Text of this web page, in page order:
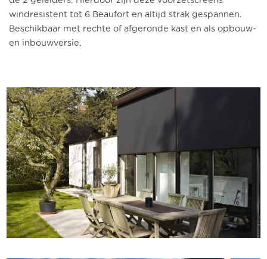
windresistent tot 6 Beaufort en altijd strak gespannen.
Beschikbaar met rechte of afgeronde kast en als opbouw-
en inbouwversie.